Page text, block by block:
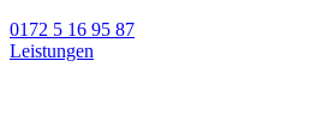
0172 5 16 95 87
Leistungen